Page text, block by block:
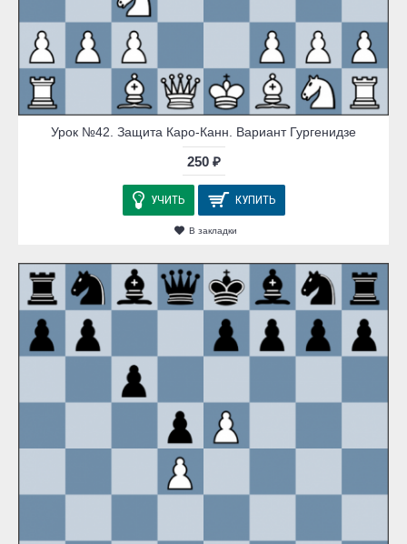
Урок №42. Защита Каро-Канн. Вариант Гургенидзе
250 ₽
УЧИТЬ КУПИТЬ
В закладки